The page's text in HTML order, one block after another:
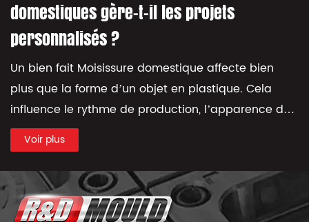
domestiques gère-t-il les projets
personnalisés ?
Un bien fait Moisissure domestique affecte bien
plus que la forme d’un objet en plastique. Cela
influence le rythme de production, l’apparence du
produit, l’équilibre de l’empreinte, ...
Voir plus